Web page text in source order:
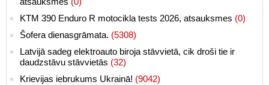
KTM 390 Enduro R motocikla tests 2026, atsauksmes (0)
Šofera dienasgrāmata. (5308)
Latvijā sadeg elektroauto biroja stāvvietā, cik droši tie ir
daudzstāvu stāvvietās (32)
Krievijas iebrukums Ukrainā! (9042)